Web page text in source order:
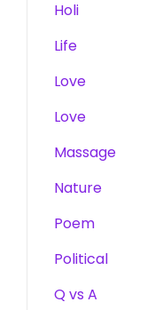
Holi
Life
Love
Love
Massage
Nature
Poem
Political
Q vs A